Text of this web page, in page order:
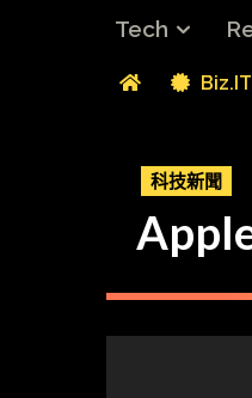
Tech
科技新聞